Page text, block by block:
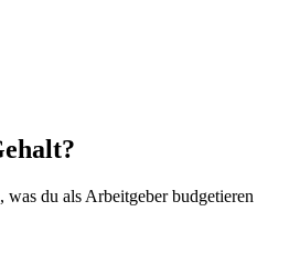
was du als Arbeitgeber budgetieren